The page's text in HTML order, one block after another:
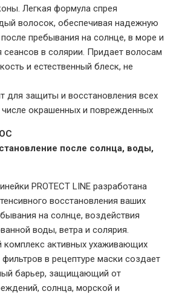
Легкая формула спрея
волосок, обеспечивая надежную
пребывания на солнце, в море и
сеансов в солярии. Придает волосам
и естественный блеск, не
для защиты и восстановления всех
числе окрашенных и поврежденных
после солнца, воды,
PROTECT LINE разработана
восстановления ваших
на солнце, воздействия
воды, ветра и солярия.
комплекс активных ухаживающих
в рецептуре маски создает
барьер, защищающий от
солнца, морской и